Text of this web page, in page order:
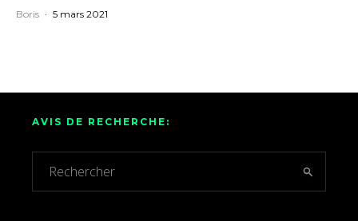
Boris · 5 mars 2021
AVIS DE RECHERCHE: